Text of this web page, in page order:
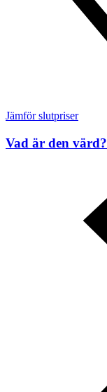
Jämför slutpriser
Vad är den värd?